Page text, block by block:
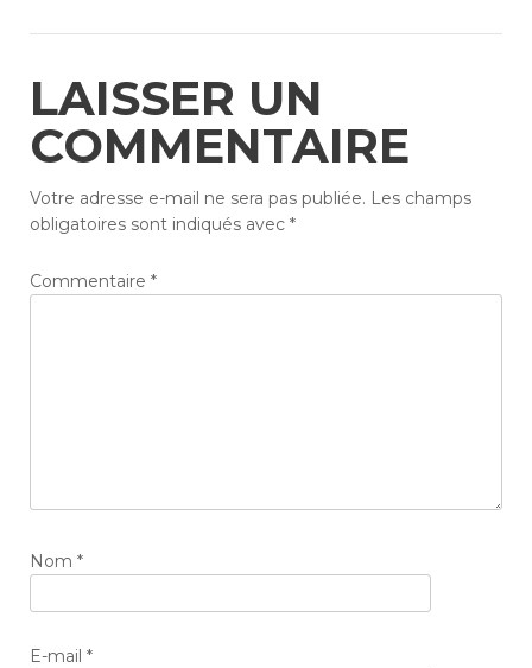
LAISSER UN
COMMENTAIRE
Votre adresse e-mail ne sera pas publiée. Les champs
obligatoires sont indiqués avec *
Commentaire *
Nom *
E-mail *